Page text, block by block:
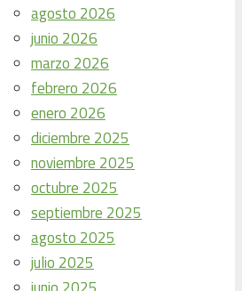
agosto 2026
junio 2026
marzo 2026
febrero 2026
enero 2026
diciembre 2025
noviembre 2025
octubre 2025
septiembre 2025
agosto 2025
julio 2025